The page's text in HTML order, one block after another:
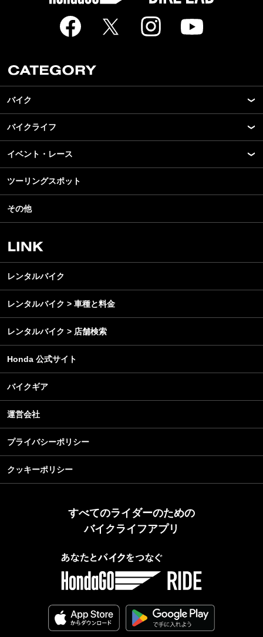
バイク
New Model Show
モデル情報
カスタマイズパーツ
テクノロジー
名車・旧車
ビジネス
バイクライフ
アプリ
ライディングギア
ツーリング
アウトドア
レンタルバイク
イベント・レース
モータースポーツ
イベント
スクール・レッスン
ツーリングスポット
その他
レンタルバイク
レンタルバイク > 車種と料金
レンタルバイク > 店舗検索
Honda 公式サイト
バイクギア
運営会社
プライバシーポリシー
クッキーポリシー
すべてのライダーのための
バイクライフアプリ